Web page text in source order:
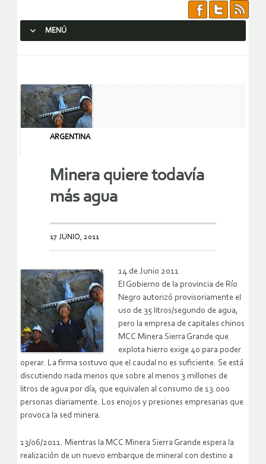
MENÚ
ARGENTINA
Minera quiere todavía
más agua
17 JUNIO, 2011
14 de Junio 2011
El Gobierno de la provincia de Río
Negro autorizó provisoriamente el
uso de 35 litros/segundo de agua,
pero la empresa de capitales chinos
MCC Minera Sierra Grande que
explota hierro exige 40 para poder
operar. La firma sostuvo que el caudal no es suficiente. Se está
discutiendo nada menos que sobre al menos 3 millones de
litros de agua por día, que equivalen al consumo de 13.000
personas diariamente. Los enojos y presiones empresarias que
provoca la sed minera.
13/06/2011. Mientras la MCC Minera Sierra Grande espera la
realización de un nuevo embarque de mineral con destino a